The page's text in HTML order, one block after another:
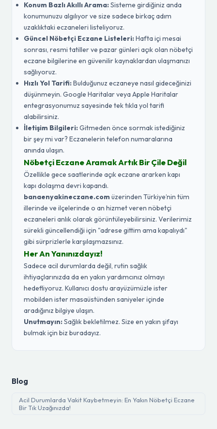
Konum Bazlı Akıllı Arama:Sisteme girdiğiniz anda
konumunuzu algılıyor ve size sadece birkaç adım
uzaklıktaki eczaneleri listeliyoruz.
Güncel Nöbetçi Eczane Listeleri:Hafta içi mesai
sonrası, resmi tatiller ve pazar günleri açık olan nöbetçi
eczane bilgilerine en güvenilir kaynaklardan ulaşmanızı
sağlıyoruz.
Hızlı Yol Tarifi:Bulduğunuz eczaneye nasıl gideceğinizi
düşünmeyin. Google Haritalar veya Apple Haritalar
entegrasyonumuz sayesinde tek tıkla yol tarifi
alabilirsiniz.
İletişim Bilgileri:Gitmeden önce sormak istediğiniz
bir şey mi var? Eczanelerin telefon numaralarına
anında ulaşın.
Nöbetçi Eczane Aramak Artık Bir Çile Değil
Özellikle gece saatlerinde açık eczane ararken kapı
kapı dolaşma devri kapandı.
banaenyakineczane.com üzerinden Türkiye’nin tüm
illerinde ve ilçelerinde o an hizmet veren nöbetçi
eczaneleri anlık olarak görüntüleyebilirsiniz. Verilerimiz
sürekli güncellendiği için "adrese gittim ama kapalıydı"
gibi sürprizlerle karşılaşmazsınız.
Her An Yanınızdayız!
Sadece acil durumlarda değil, rutin sağlık
ihtiyaçlarınızda da en yakın yardımcınız olmayı
hedefliyoruz. Kullanıcı dostu arayüzümüzle ister
mobilden ister masaüstünden saniyeler içinde
aradığınız bilgiye ulaşın.
Unutmayın:Sağlık bekletilmez. Size en yakın şifayı
bulmak için biz buradayız.
Blog
Acil Durumlarda Vakit Kaybetmeyin: En Yakın Nöbetçi Eczane
Bir Tık Uzağınızda!